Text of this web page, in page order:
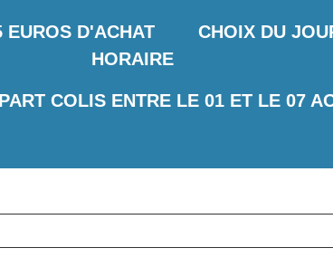
EUROS D'ACHAT CHOIX DU
HORAIRE
COLIS ENTRE LE 01 ET LE 07